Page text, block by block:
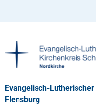
Evangelisch-
Flensburg